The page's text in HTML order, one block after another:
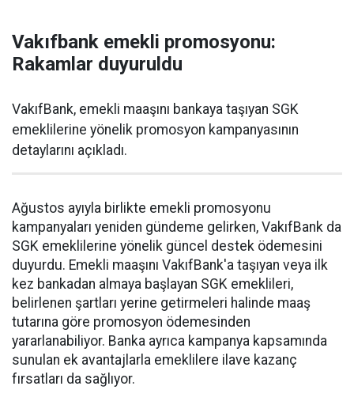
Vakıfbank emekli promosyonu:
Rakamlar duyuruldu
VakıfBank, emekli maaşını bankaya taşıyan SGK
emeklilerine yönelik promosyon kampanyasının
detaylarını açıkladı.
Ağustos ayıyla birlikte emekli promosyonu
kampanyaları yeniden gündeme gelirken, VakıfBank da
SGK emeklilerine yönelik güncel destek ödemesini
duyurdu. Emekli maaşını VakıfBank'a taşıyan veya ilk
kez bankadan almaya başlayan SGK emeklileri,
belirlenen şartları yerine getirmeleri halinde maaş
tutarına göre promosyon ödemesinden
yararlanabiliyor. Banka ayrıca kampanya kapsamında
sunulan ek avantajlarla emeklilere ilave kazanç
fırsatları da sağlıyor.